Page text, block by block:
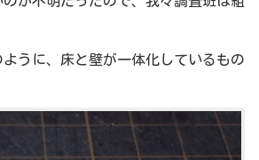
うに、床と壁が一体化しているもの